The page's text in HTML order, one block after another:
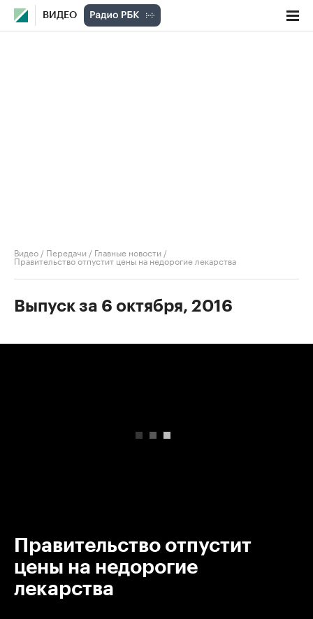
ВИДЕО
Видео / Передачи / Главные новости /
Правительство отпустит цены на недорогие лекарства
Выпуск за 6 октября, 2016
Правительство отпустит
цены на недорогие
лекарства